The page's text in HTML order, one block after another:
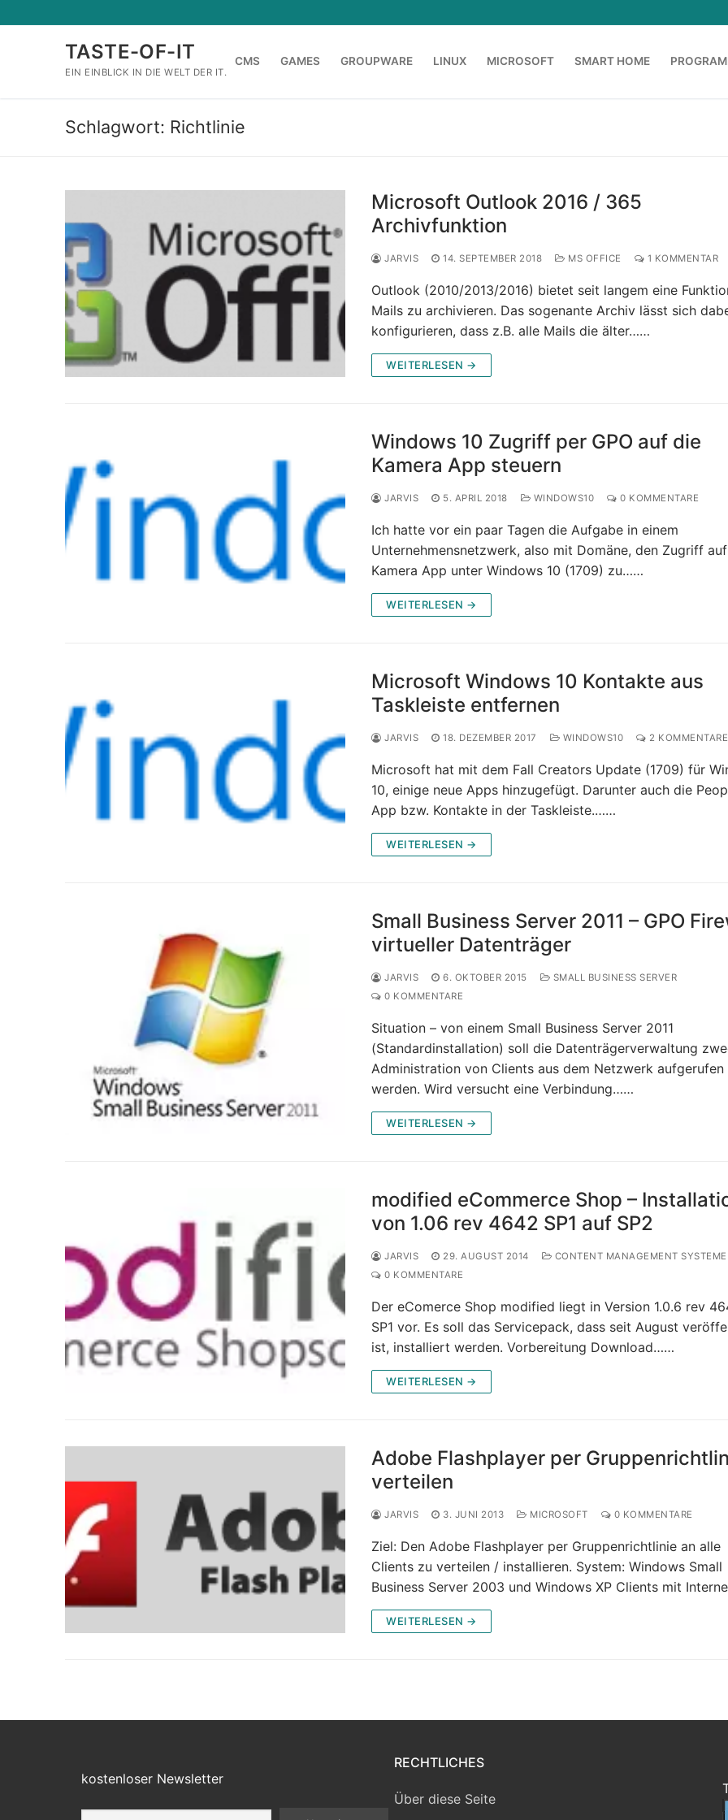
Inhalt
TASTE-OF-IT
EIN EINBLICK IN DIE WELT DER IT.
CMS GAMES GROUPWARE LINUX MICROSOFT SMART HOME
Schlagwort: Richtlinie
Microsoft Outlook 2016 / 365
Archivfunktion
JARVIS 14. SEPTEMBER 2018 MS OFFICE 1 KOMMENTAR
Outlook (2010/2013/2016) bietet seit langem eine
Mails zu archivieren. Das sogenante Archiv lässt sich
konfigurieren, dass z.B. alle Mails die älter……
WEITERLESEN →
Windows 10 Zugriff per GPO auf die
Kamera App steuern
JARVIS 5. APRIL 2018 WINDOWS10 0 KOMMENTARE
Ich hatte vor ein paar Tagen die Aufgabe in einem
Unternehmensnetzwerk, also mit Domäne, den Zugriff
Kamera App unter Windows 10 (1709) zu……
WEITERLESEN →
Microsoft Windows 10 Kontakte aus
Taskleiste entfernen
JARVIS 18. DEZEMBER 2017 WINDOWS10 2 KOMMENTARE
Microsoft hat mit dem Fall Creators Update (1709) für
10, einige neue Apps hinzugefügt. Darunter auch die
App bzw. Kontakte in der Taskleiste.……
WEITERLESEN →
Small Business Server 2011 – GPO
virtueller Datenträger
JARVIS 6. OKTOBER 2015
SMALL BUSINESS SERVER
0 KOMMENTARE
Situation – von einem Small Business Server 2011
(Standardinstallation) soll die Datenträgerverwaltung
Administration von Clients aus dem Netzwerk aufgerufen
werden. Wird versucht eine Verbindung……
WEITERLESEN →
modified eCommerce Shop –
von 1.06 rev 4642 SP1 auf SP2
JARVIS 29. AUGUST 2014
CONTENT MANAGEMENT SYSTEME
0 KOMMENTARE
Der eComerce Shop modified liegt in Version 1.0.6 rev
SP1 vor. Es soll das Servicepack, dass seit August
ist, installiert werden. Vorbereitung Download……
WEITERLESEN →
Adobe Flashplayer per
verteilen
JARVIS 3. JUNI 2013 MICROSOFT 0 KOMMENTARE
Ziel: Den Adobe Flashplayer per Gruppenrichtlinie an alle
Clients zu verteilen / installieren. System: Windows Small
Business Server 2003 und Windows XP Clients mit
WEITERLESEN →
kostenloser Newsletter
RECHTLICHES
Über diese Seite